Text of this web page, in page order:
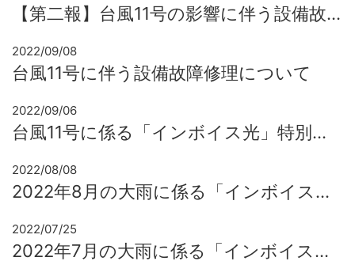
【第二報】台風11号の影響に伴う設備故障修理について
2022/09/08
台風11号に伴う設備故障修理について
2022/09/06
台風11号に係る「インボイス光」特別措置について
2022/08/08
2022年8月の大雨に係る「インボイス光」特別措置
2022/07/25
2022年7月の大雨に係る「インボイス光」特別措置